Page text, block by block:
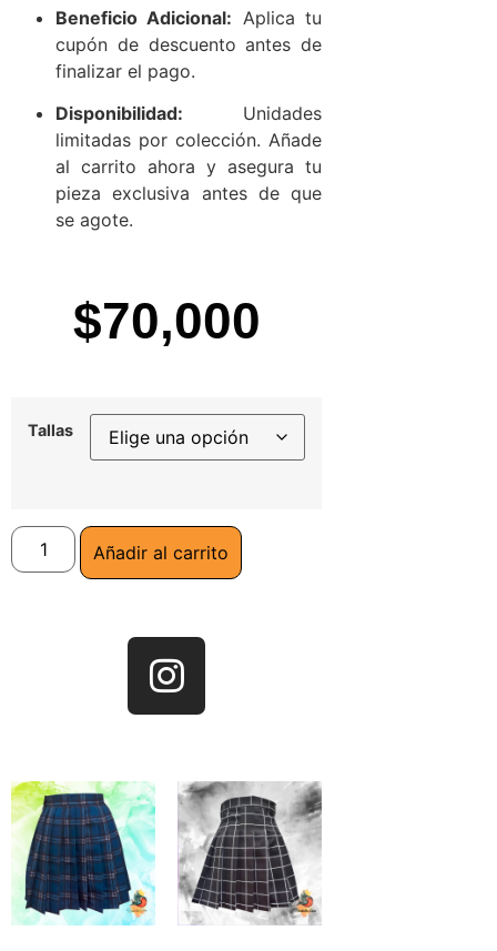
Beneficio Adicional: Aplica tu
cupón de descuento antes de
finalizar el pago.
Disponibilidad: Unidades
limitadas por colección. Añade
al carrito ahora y asegura tu
pieza exclusiva antes de que
se agote.
$70,000
Tallas
Añadir al carrito